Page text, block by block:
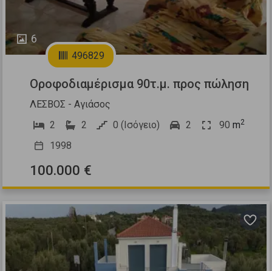
6
496829
Οροφοδιαμέρισμα 90τ.μ. προς πώληση
ΛΕΣΒΟΣ - Αγιάσος
2
2 0 (Ισόγειο) 2 90 m2
1998
100.000 €